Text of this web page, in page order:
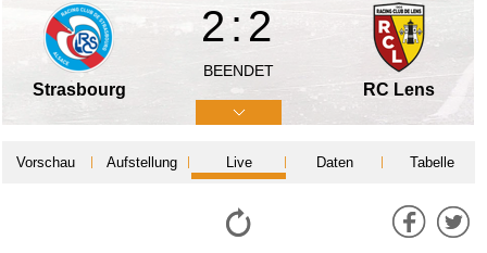
Strasbourg
2:2
BEENDET
RC Lens
Vorschau Aufstellung Live Daten Tabelle